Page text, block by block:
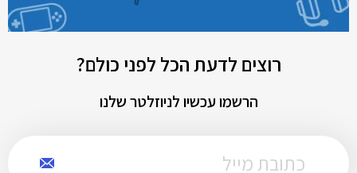
רוצים לדעת הכל לפני כולם?
הרשמו עכשיו לניוזלטר שלנו